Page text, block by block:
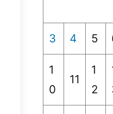
3 4 5
1
0
11
1
2